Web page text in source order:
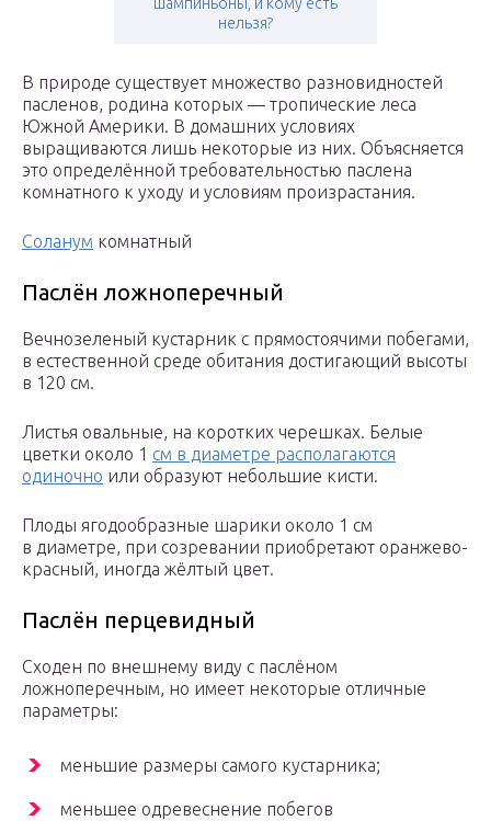
нельзя?
В природе существует множество разновидностей
пасленов, родина которых — тропические леса
Южной Америки. В домашних условиях
выращиваются лишь некоторые из них. Объясняется
это определённой требовательностью паслена
комнатного к уходу и условиям произрастания.
Соланум комнатный
Паслён ложноперечный
Вечнозеленый кустарник с прямостоячими побегами,
в естественной среде обитания достигающий высоты
в 120 см.
Листья овальные, на коротких черешках. Белые
цветки около 1 см в диаметре располагаются
одиночно или образуют небольшие кисти.
Плоды ягодообразные шарики около 1 см
в диаметре, при созревании приобретают оранжево-
красный, иногда жёлтый цвет.
Паслён перцевидный
Сходен по внешнему виду с паслёном
ложноперечным, но имеет некоторые отличные
параметры:
меньшие размеры самого кустарника;
меньшее одревеснение побегов